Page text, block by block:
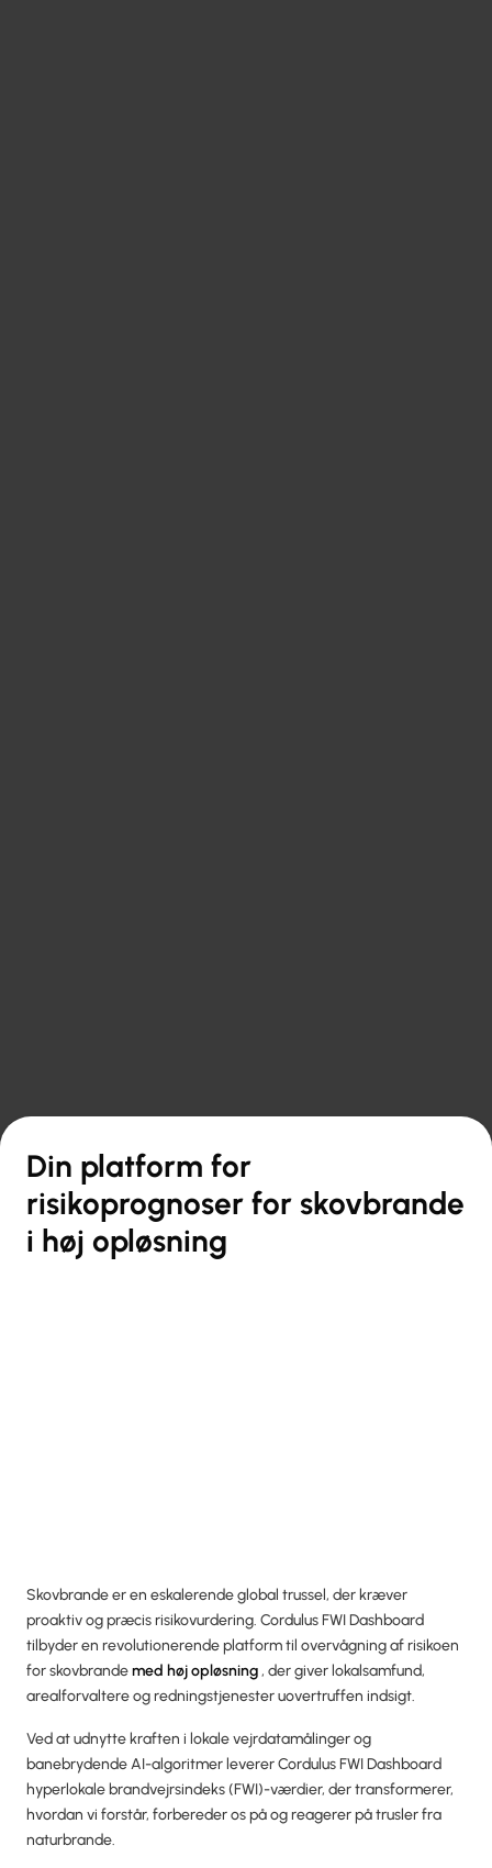
Din platform for
risikoprognoser for skovbrande
i høj opløsning
Skovbrande er en eskalerende global trussel, der kræver
proaktiv og præcis risikovurdering. Cordulus FWI Dashboard
tilbyder en revolutionerende platform til overvågning af risikoen
for skovbrandemed høj opløsning, der giver lokalsamfund,
arealforvaltere og redningstjenester uovertruffen indsigt.
Ved at udnytte kraften i lokale vejrdatamålinger og
banebrydende AI-algoritmer leverer Cordulus FWI Dashboard
hyperlokale brandvejrsindeks (FWI)-værdier, der transformerer,
hvordan vi forstår, forbereder os på og reagerer på trusler fra
naturbrande.